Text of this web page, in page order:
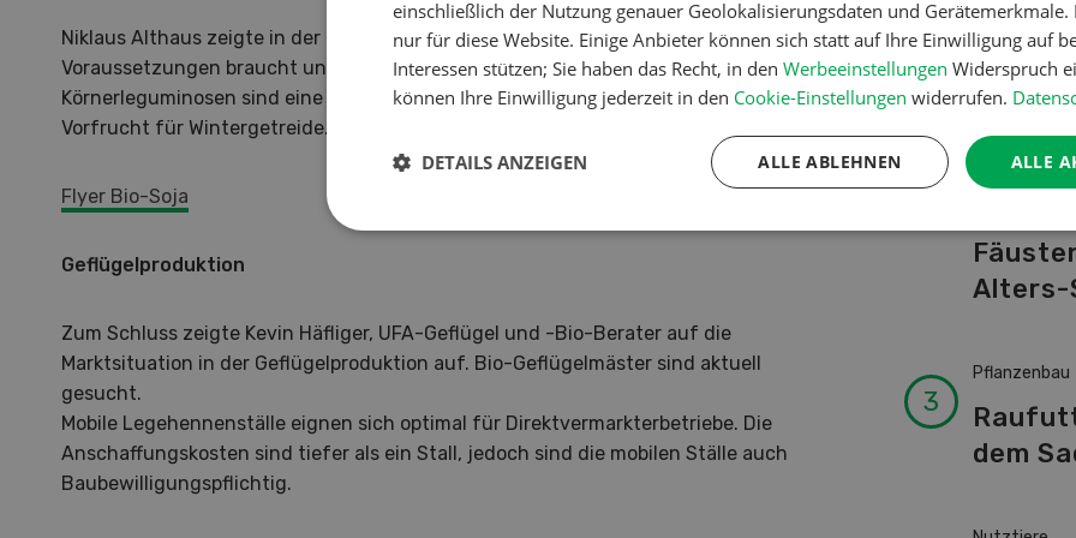
Niklaus Althaus zeigte in der Folge auf, was es für Körnerleguminosen für
Voraussetzungen braucht und worauf bei der Düngung geachtet werden sollte.
Körnerleguminosen sind eine interessante Kultur in der Fruchtfolge und eine gute
Vorfrucht für Wintergetreide.
Flyer Bio-Soja
Geflügelproduktion
Zum Schluss zeigte Kevin Häfliger, UFA-Geflügel und -Bio-Berater auf die
Marktsituation in der Geflügelproduktion auf. Bio-Geflügelmäster sind aktuell
gesucht.
Mobile Legehennenställe eignen sich optimal für Direktvermarkterbetriebe. Die
Anschaffungskosten sind tiefer als ein Stall, jedoch sind die mobilen Ställe auch
Baubewilligungspflichtig.
von A-
Alters-
Pflanzenbau
dem
einschließlich der Nutzung genauer Geolokalisierungsdaten und
nur für diese Website. Einige Anbieter können sich statt auf Ihre Einwilligung auf
Interessen stützen; Sie haben das Recht, in den Werbeeinstellungen Widerspruch
können Ihre Einwilligung jederzeit in den Cookie-Einstellungen widerrufen.
ALLE
ALLE ABLEHNEN
DETAILS ANZEIGEN